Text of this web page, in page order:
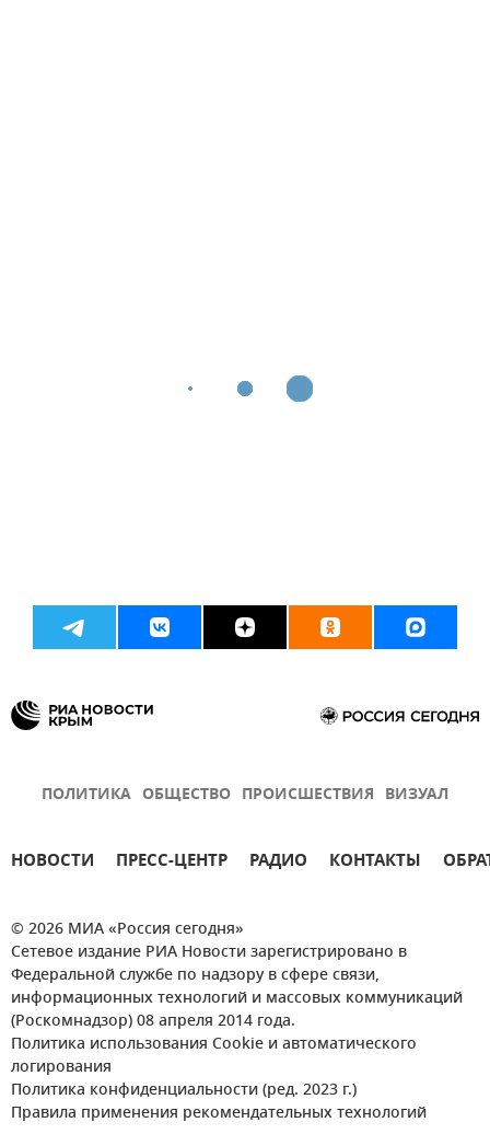
ПОЛИТИКА ОБЩЕСТВО ПРОИСШЕСТВИЯ ВИЗУАЛ
НОВОСТИ ПРЕСС-ЦЕНТР РАДИО КОНТАКТЫ
© 2026 МИА «Россия сегодня»
Сетевое издание РИА Новости зарегистрировано в
Федеральной службе по надзору в сфере связи,
информационных технологий и массовых коммуникаций
(Роскомнадзор) 08 апреля 2014 года.
Политика использования Cookie и автоматического
логирования
Политика конфиденциальности (ред. 2023 г.)
Правила применения рекомендательных технологий